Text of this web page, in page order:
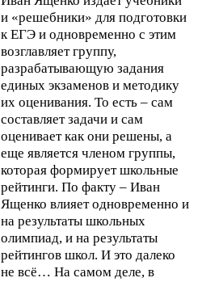
и «решебники» для подготовки
к ЕГЭ и одновременно с этим
возглавляет группу,
разрабатывающую задания
единых экзаменов и методику
их оценивания. То есть – сам
составляет задачи и сам
оценивает как они решены, а
еще является членом группы,
которая формирует школьные
рейтинги. По факту – Иван
Ященко влияет одновременно и
на результаты школьных
олимпиад, и на результаты
рейтингов школ. И это далеко
не всё… На самом деле, в